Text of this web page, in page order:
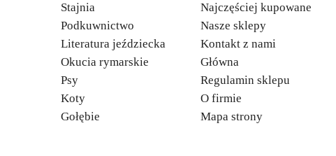
Stajnia
Podkuwnictwo
Literatura jeździecka
Okucia rymarskie
Psy
Koty
Gołębie
Najczęściej kupowane
Nasze sklepy
Kontakt z nami
Główna
Regulamin sklepu
O firmie
Mapa strony